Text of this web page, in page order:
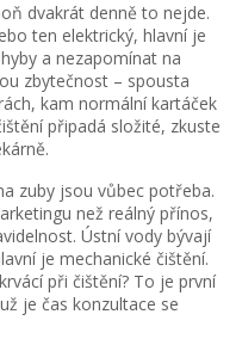
dvakrát denně to nejde.
ten elektrický, hlavní je
a nezapomínat na
zbytečnost – spousta
kam normální kartáček
připadá složité, zkuste
zuby jsou vůbec potřeba.
než reálný přínos,
Ústní vody bývají
je mechanické čištění.
při čištění? To je první
je čas konzultace se